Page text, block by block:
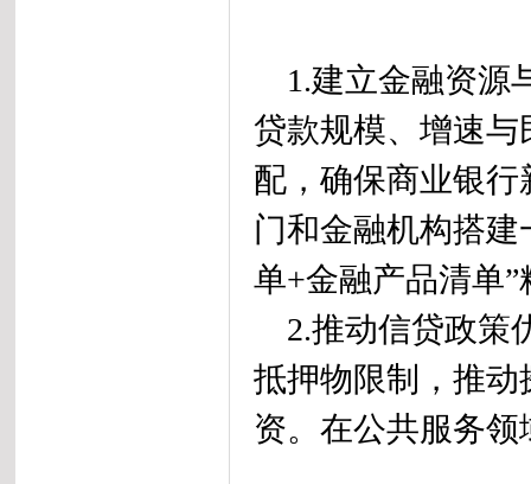
1.建立金融资源
贷款规模、增速与
配，确保商业银行
门和金融机构搭
单+金融产品清单
2.推动信贷政策
抵押物限制，推
资。在公共服务领